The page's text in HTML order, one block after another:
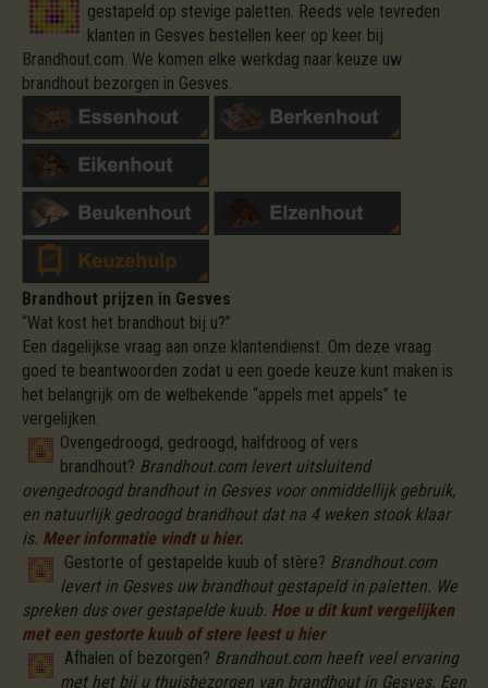
gestapeld op stevige paletten. Reeds vele tevreden
klanten in Gesves bestellen keer op keer bij
Brandhout.com. We komen elke werkdag naar keuze uw
brandhout bezorgen in Gesves.
Brandhout prijzen in Gesves
“Wat kost het brandhout bij u?”
Een dagelijkse vraag aan onze klantendienst. Om deze vraag
goed te beantwoorden zodat u een goede keuze kunt maken is
het belangrijk om de welbekende “appels met appels” te
vergelijken.
Ovengedroogd, gedroogd, halfdroog of vers
brandhout? Brandhout.com levert uitsluitend
ovengedroogd brandhout in Gesves voor onmiddellijk gebruik,
en natuurlijk gedroogd brandhout dat na 4 weken stook klaar
is. Meer informatie vindt u hier.
Gestorte of gestapelde kuub of stère? Brandhout.com
levert in Gesves uw brandhout gestapeld in paletten. We
spreken dus over gestapelde kuub. Hoe u dit kunt vergelijken
met een gestorte kuub of stere leest u hier
Afhalen of bezorgen? Brandhout.com heeft veel ervaring
met het bij u thuisbezorgen van brandhout in Gesves. Een